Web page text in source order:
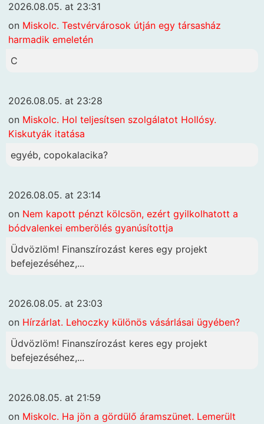
2026.08.05. at 23:31
on Miskolc. Testvérvárosok útján egy társasház
harmadik emeletén
C
2026.08.05. at 23:28
on Miskolc. Hol teljesítsen szolgálatot Hollósy.
Kiskutyák itatása
egyéb, copokalacika?
2026.08.05. at 23:14
on Nem kapott pénzt kölcsön, ezért gyilkolhatott a
bódvalenkei emberölés gyanúsítottja
Üdvözlöm! Finanszírozást keres egy projekt
befejezéséhez,...
2026.08.05. at 23:03
on Hírzárlat. Lehoczky különös vásárlásai ügyében?
Üdvözlöm! Finanszírozást keres egy projekt
befejezéséhez,...
2026.08.05. at 21:59
on Miskolc. Ha jön a gördülő áramszünet. Lemerült